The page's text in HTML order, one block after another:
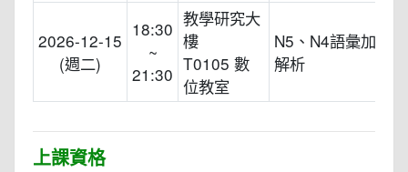
2026-12-15
(週二)
18:30
~
21:30
教學研究大
樓
T0105 數
位教室
N5、N4語彙加強
解析
上課資格